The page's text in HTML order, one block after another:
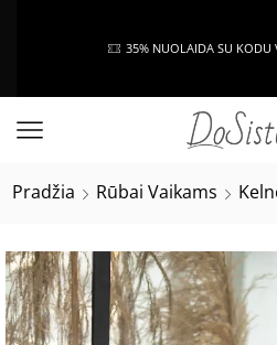
35% NUOLAIDA SU KODU
Pradžia Rūbai Vaikams